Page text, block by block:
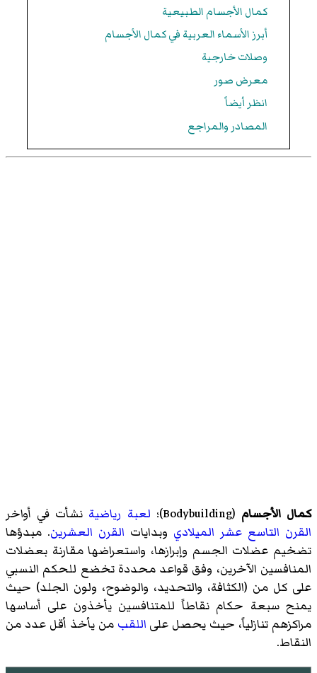
كمال الأجسام الطبيعية
أبرز الأسماء العربية في كمال الأجسام
وصلات خارجية
معرض صور
انظر أيضاً
المصادر والمراجع
كمال الأجسام (
Bodybuilding)‏؛ لعبة رياضية نشأت في أواخر
القرن التاسع عشر الميلادي وبدايات القرن العشرين. مبدؤها
تضخيم عضلات الجسم وإبرازها، واستعراضها مقارنة بعضلات
المنافسين الآخرين، وفق قواعد محددة تخضع للحكم النسبي
على كل من (الكثافة، والتحديد، والوضوح، ولون الجلد) حيث
يمنح سبعة حكام نقاطاً للمتنافسين يأخذون على أساسها
مراكزهم تنازلياً، حيث يحصل على اللقب من يأخذ أقل عدد من
النقاط.